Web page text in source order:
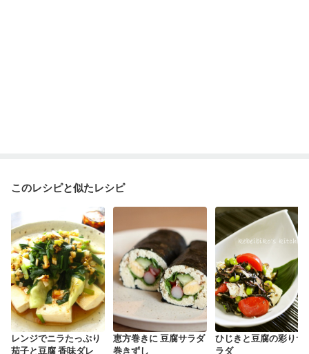
このレシピと似たレシピ
レンジでニラたっぷり
茄子と豆腐 香味ダレ
恵方巻きに 豆腐サラダ
巻きずし
ひじきと豆腐の彩りサ
ラダ